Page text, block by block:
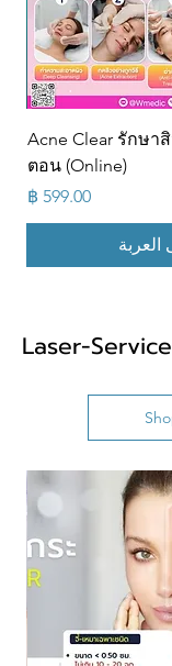
Acne Clear รักษา
ตอน (Online)
السعر
Laser-Service